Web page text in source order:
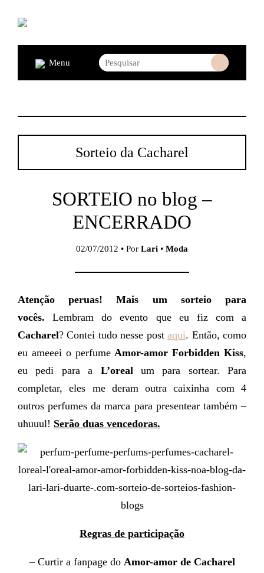
Menu
Sorteio da Cacharel
SORTEIO no blog –
ENCERRADO
02/07/2012 • Por Lari • Moda
Atenção peruas! Mais um sorteio para
vocês. Lembram do evento que eu fiz com a
Cacharel? Contei tudo nesse postaqui. Então, como
eu ameeei o perfumeAmor-amor Forbidden Kiss,
eu pedi para a L’orealum para sortear. Para
completar, eles me deram outra caixinha com 4
outros perfumes da marca para presentear também –
uhuuul! Serão duas vencedoras.
Regras de participação
– Curtir a fanpage do Amor-amor de Cacharel